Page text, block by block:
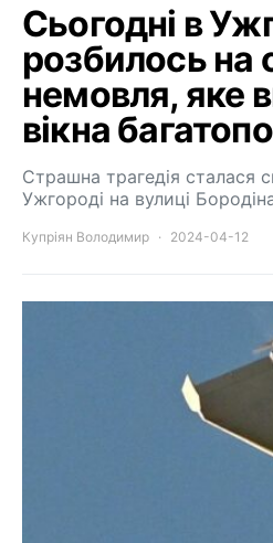
Сьогодні в
розбилось на
немовля, яке
вікна
Страшна трагедія сталася
Ужгороді на вулиці
Купріян Володимир 2024-04-12